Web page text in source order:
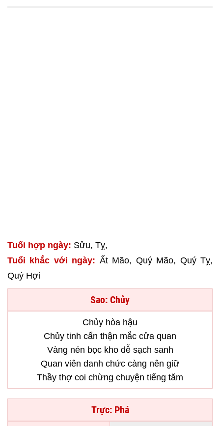
Tuổi hợp ngày: Sửu, Tỵ,
Tuổi khắc với ngày: Ất Mão, Quý Mão, Quý Tỵ,
Quý Hợi
Sao: Chủy
Chủy hòa hậu
Chủy tinh cẩn thận mắc cửa quan
Vàng nén bọc kho dễ sạch sanh
Quan viên danh chức càng nên giữ
Thầy thợ coi chừng chuyện tiếng tăm
Trực: Phá